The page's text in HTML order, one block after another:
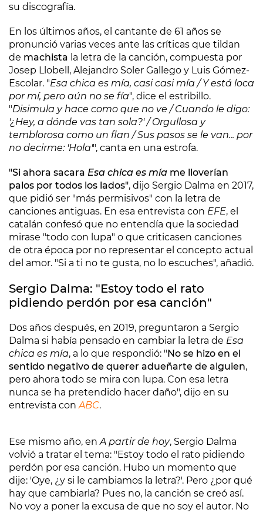
su discografía.
En los últimos años, el cantante de 61 años se
pronunció varias veces ante las críticas que tildan
de machista la letra de la canción, compuesta por
Josep Llobell, Alejandro Soler Gallego y Luis Gómez-
Escolar. "Esa chica es mía, casi casi mía /Y está loca
por mí, pero aún no se fía", dice el estribillo.
"Disimula y hace como que no ve /Cuando le digo:
'¿Hey, a dónde vas tan sola?' / Orgullosa y
temblorosa como un flan /Sus pasos se le van... por
no decirme: 'Hola'", canta en una estrofa.
"Si ahora sacara Esa chica es mía me lloverían
palos por todos los lados", dijo Sergio Dalma en 2017,
que pidió ser "más permisivos" con la letra de
canciones antiguas. En esa entrevista con EFE, el
catalán confesó que no entendía que la sociedad
mirase "todo con lupa" o que criticasen canciones
de otra época por no representar el concepto actual
del amor. "Si a ti no te gusta, no lo escuches", añadió.
Sergio Dalma: "Estoy todo el rato
pidiendo perdón por esa canción"
Dos años después, en 2019, preguntaron a Sergio
Dalma si había pensado en cambiar la letra de Esa
chica es mía, a lo que respondió: "No se hizo en el
sentido negativo de querer adueñarte de alguien,
pero ahora todo se mira con lupa. Con esa letra
nunca se ha pretendido hacer daño", dijo en su
entrevista conABC.
Ese mismo año, enA partir de hoy, Sergio Dalma
volvió a tratar el tema: "Estoy todo el rato pidiendo
perdón por esa canción. Hubo un momento que
dije: 'Oye, ¿y si le cambiamos la letra?'. Pero ¿por qué
hay que cambiarla? Pues no, la canción se creó así.
No voy a poner la excusa de que no soy el autor. No